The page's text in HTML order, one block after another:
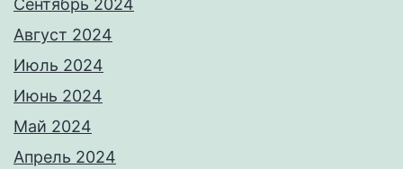
Сентябрь 2024
Август 2024
Июль 2024
Июнь 2024
Май 2024
Апрель 2024